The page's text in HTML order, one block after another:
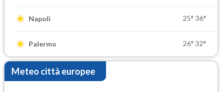
Napoli 25° 36°
Palermo 26° 32°
Meteo città europee